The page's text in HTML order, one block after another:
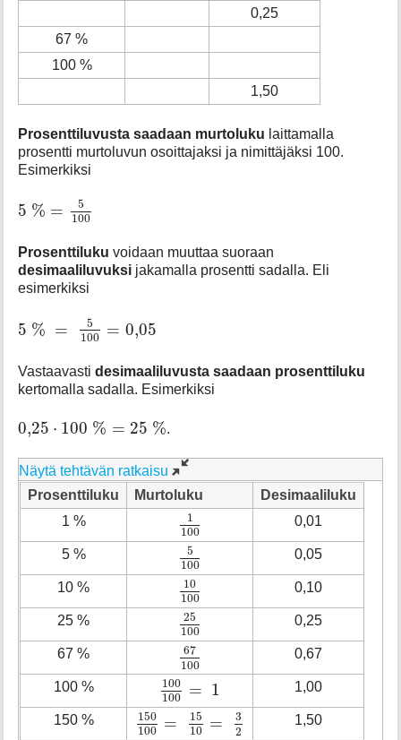
0,25
67 %
100 %
1,50
Prosenttiluvusta saadaan murtoluku laittamalla
prosentti murtoluvun osoittajaksi ja nimittäjäksi 100.
Esimerkiksi
5 % =
5
100
5 % 100
Prosenttiluku voidaan muuttaa suoraan
desimaaliluvuksi jakamalla prosentti sadalla. Eli
esimerkiksi
5 % =
5
100 = 0,05
5 % 100 05
Vastaavastidesimaaliluvusta saadaan prosenttiluku
kertomalla sadalla. Esimerkiksi
0,25 ⋅ 100 % = 25 %
0 ,25 100 % 25 % .
Näytä tehtävän ratkaisu
Prosenttiluku
Murtoluku
Desimaaliluku
1 %
1
100
1100 0,01
5 %
5
100
5100 0,05
10 %
10
100
10100 0,10
25 %
25
100
25100 0,25
67 %
67
100
67100 0,67
100 %
100
100
= 1
100100= 1 1,00
150 %
150
100 =
15
10 =
3
2
150100= 1510= 32 1,50